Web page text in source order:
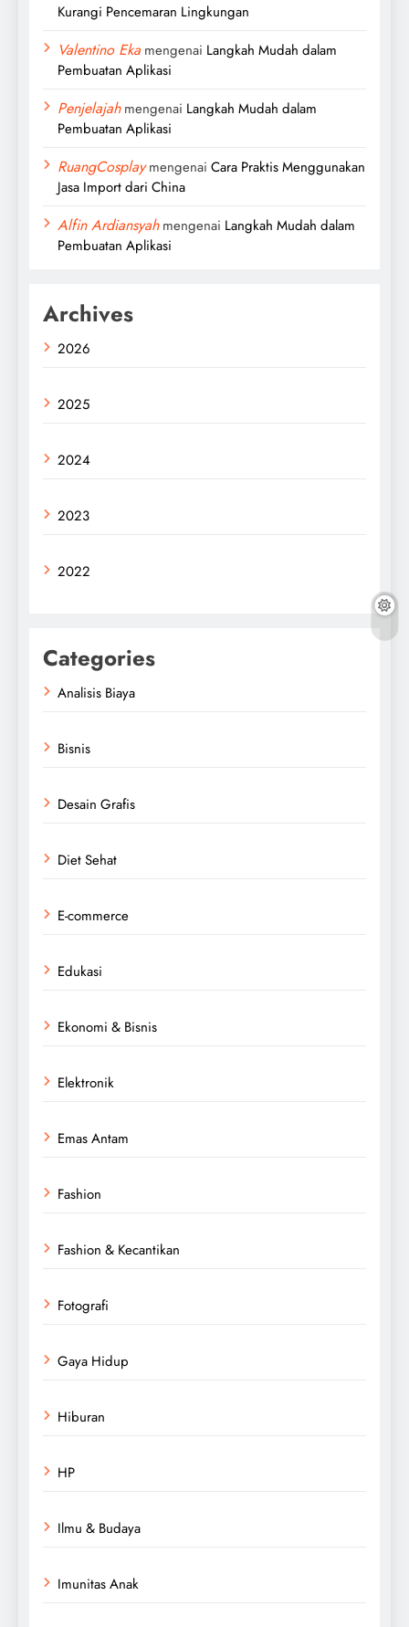
Kurangi Pencemaran Lingkungan
Valentino Eka mengenai Langkah Mudah dalam
Pembuatan Aplikasi
Penjelajahmengenai Langkah Mudah dalam
Pembuatan Aplikasi
RuangCosplaymengenai Cara Praktis Menggunakan
Jasa Import dari China
Alfin Ardiansyahmengenai Langkah Mudah dalam
Pembuatan Aplikasi
Archives
2026
2025
2024
2023
2022
Categories
Analisis Biaya
Bisnis
Desain Grafis
Diet Sehat
E-commerce
Edukasi
Ekonomi & Bisnis
Elektronik
Emas Antam
Fashion
Fashion & Kecantikan
Fotografi
Gaya Hidup
Hiburan
HP
Ilmu & Budaya
Imunitas Anak